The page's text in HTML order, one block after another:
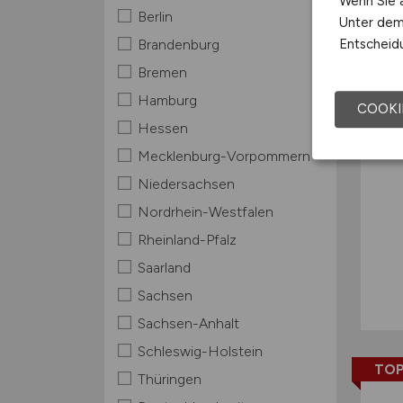
Berlin
Brandenburg
Bremen
Hamburg
Hessen
Mecklenburg-Vorpommern
Niedersachsen
Nordrhein-Westfalen
Rheinland-Pfalz
Saarland
Sachsen
Sachsen-Anhalt
Schleswig-Holstein
Thüringen
Unter